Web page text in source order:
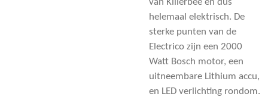
van Killerbee en dus
helemaal elektrisch. De
sterke punten van de
Electrico zijn een 2000
Watt Bosch motor, een
uitneembare Lithium accu,
en LED verlichting rondom.